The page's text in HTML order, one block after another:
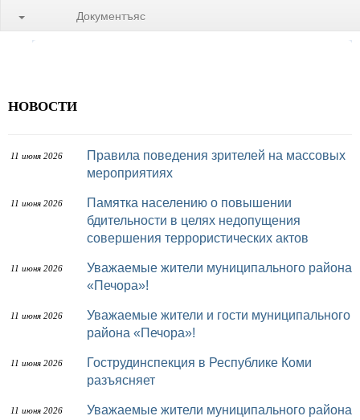
Документъяс
НОВОСТИ
11 июня 2026
Правила поведения зрителей на массовых
мероприятиях
11 июня 2026
Памятка населению о повышении
бдительности в целях недопущения
совершения террористических актов
11 июня 2026
Уважаемые жители муниципального района
«Печора»!
11 июня 2026
Уважаемые жители и гости муниципального
района «Печора»!
11 июня 2026
Гострудинспекция в Республике Коми
разъясняет
11 июня 2026
Уважаемые жители муниципального района